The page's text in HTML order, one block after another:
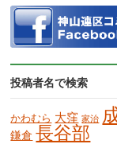
投稿者名で検索
かわむら 大窪 家治
鎌倉 長谷部